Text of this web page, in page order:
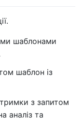
шаблонами
шаблон із
з запитом
аналіз та